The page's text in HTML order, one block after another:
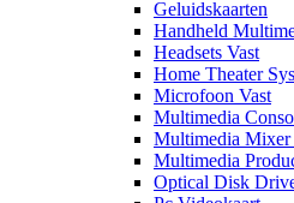
Geluidskaarten
Handheld
Headsets Vast
Home Theater
Microfoon Vast
Multimedia
Multimedia Mixer
Multimedia
Optical Disk